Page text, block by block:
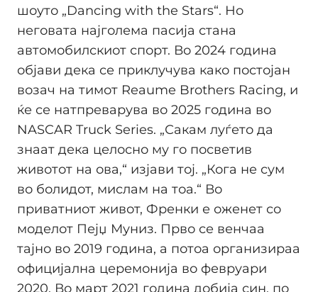
шоуто „Dancing with the Stars“. Но
неговата најголема пасија стана
автомобилскиот спорт. Во 2024 година
објави дека се приклучува како постојан
возач на тимот Reaume Brothers Racing, и
ќе се натпреварува во 2025 година во
NASCAR Truck Series. „Сакам луѓето да
знаат дека целосно му го посветив
животот на ова,“ изјави тој. „Кога не сум
во болидот, мислам на тоа.“ Во
приватниот живот, Френки е оженет со
моделот Пејџ Муниз. Прво се венчаа
тајно во 2019 година, а потоа организираа
официјална церемонија во февруари
2020. Во март 2021 година добија син, по